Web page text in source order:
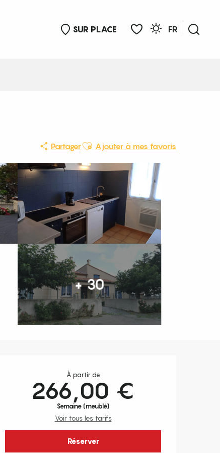
SUR PLACE
FR
PartagerAjouter aux favoris
Ajouter à mes favoris
+ 30
Ouverture et coordonnées
À partir de
266,00 €
Semaine (meublé)
Voir tous les tarifs
Réserver